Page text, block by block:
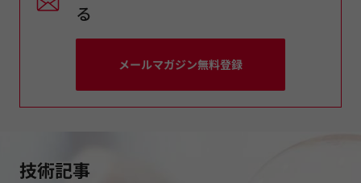
る
メールマガジン無料登録
技術記事